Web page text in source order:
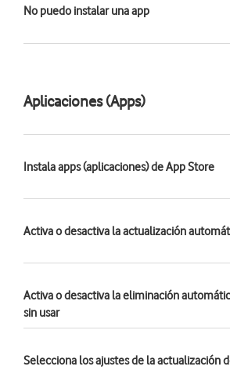
No puedo instalar una app
Aplicaciones (Apps)
Instala apps (aplicaciones) de App Store
Activa o desactiva la actualización
Activa o desactiva la eliminación
sin usar
Selecciona los ajustes de la actualización